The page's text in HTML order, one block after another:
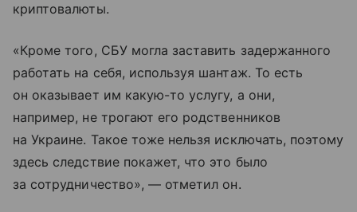
криптовалюты.
«Кроме того, СБУ могла заставить задержанного
работать на себя, используя шантаж. То есть
он оказывает им какую-то услугу, а они,
например, не трогают его родственников
на Украине. Такое тоже нельзя исключать, поэтому
здесь следствие покажет, что это было
за сотрудничество», — отметил он.